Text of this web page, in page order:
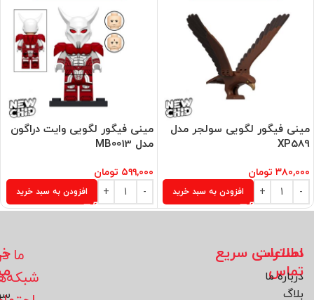
مینی فیگور لگویی سولجر مدل
XP589
۳۸۰,۰۰۰ تومان
افزودن به سبد خرید
مینی فیگور لگویی وایت دراگون
مدل MB0013
۵۹۹,۰۰۰ تومان
افزودن به سبد خرید
اطلاعات
تماس
دسترسی سریع
درباره ما
بلاگ
ما